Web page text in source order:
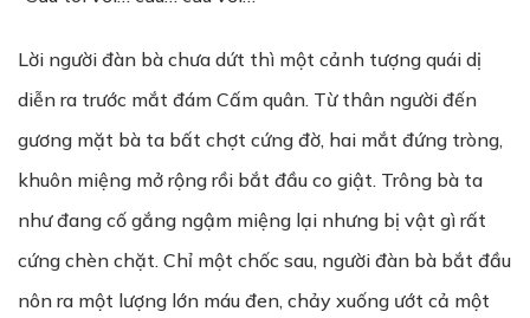
Lời người đàn bà chưa dứt thì một cảnh tượng quái dị
diễn ra trước mắt đám Cấm quân. Từ thân người đến
gương mặt bà ta bất chợt cứng đờ, hai mắt đứng tròng,
khuôn miệng mở rộng rồi bắt đầu co giật. Trông bà ta
như đang cố gắng ngậm miệng lại nhưng bị vật gì rất
cứng chèn chặt. Chỉ một chốc sau, người đàn bà bắt đầu
nôn ra một lượng lớn máu đen, chảy xuống ướt cả một